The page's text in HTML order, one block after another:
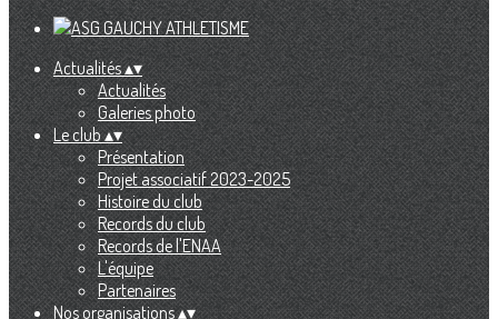
Actualités▴▾
Actualités
Galeries photo
Le club▴▾
Présentation
Projet associatif 2023-2025
Histoire du club
Records du club
Records de l'ENAA
L'équipe
Partenaires
Nos organisations▴▾